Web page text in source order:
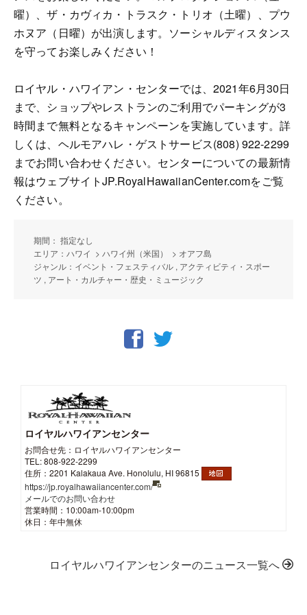
曜）、ザ・カヴィカ・トラスク・トリオ（土曜）、プウ
ホヌア（日曜）が出演します。ソーシャルディスタンス
を守ってお楽しみください！
ロイヤル・ハワイアン・センターでは、2021年6月30日
まで、ショップやレストランのご利用でパーキングが3
時間まで無料となるキャンペーンを実施しています。詳
しくは、ヘルモアハレ・ゲストサービス(808) 922-2299
までお問い合わせください。センターについての最新情
報はウェブサイトJP.RoyalHawaiianCenter.comをご覧
ください。
期間： 指定なし
エリア：ハワイ > ハワイ州（米国） > オアフ島
ジャンル：イベント・フェスティバル , アクティビティ・スポー
ツ , アート・カルチャー・歴史・ミュージック
ロイヤルハワイアンセンター
お問合せ先：ロイヤルハワイアンセンター
TEL: 808-922-2299
住所：2201 Kalakaua Ave. Honolulu, HI 96815
https://jp.royalhawaiiancenter.com/
メールでのお問い合わせ
営業時間：10:00am-10:00pm
休日：年中無休
ロイヤルハワイアンセンターのニュース一覧へ